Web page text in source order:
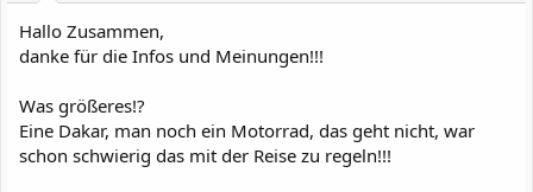
Hallo Zusammen,
danke für die Infos und Meinungen!!!
Was größeres!?
Eine Dakar, man noch ein Motorrad, das geht nicht, war
schon schwierig das mit der Reise zu regeln!!!